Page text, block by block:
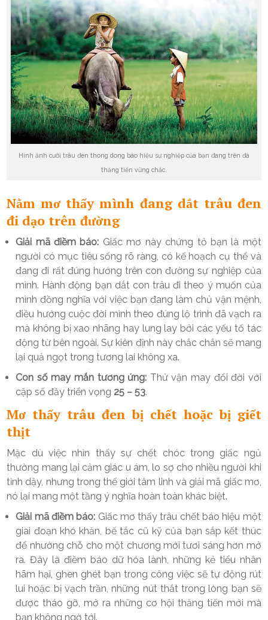
Hình ảnh cưỡi trâu đen thong dong báo hiệu sự nghiệp của bạn đang trên đà
thăng tiến vững chắc.
Nằm mơ thấy mình đang dắt trâu đen
đi dạo trên đường
Giải mã điềm báo: Giấc mơ này chứng tỏ bạn là một
người có mục tiêu sống rõ ràng, có kế hoạch cụ thể và
đang đi rất đúng hướng trên con đường sự nghiệp của
mình. Hành động bạn dắt con trâu đi theo ý muốn của
mình đồng nghĩa với việc bạn đang làm chủ vận mệnh,
điều hướng cuộc đời mình theo đúng lộ trình đã vạch ra
mà không bị xao nhãng hay lung lay bởi các yếu tố tác
động từ bên ngoài. Sự kiên định này chắc chắn sẽ mang
lại quả ngọt trong tương lai không xa.
Con số may mắn tương ứng: Thử vận may đổi đời với
cặp số đầy triển vọng 25 – 53.
Mơ thấy trâu đen bị chết hoặc bị giết
thịt
Mặc dù việc nhìn thấy sự chết chóc trong giấc ngủ
thường mang lại cảm giác u ám, lo sợ cho nhiều người khi
tỉnh dậy, nhưng trong thế giới tâm linh và giải mã giấc mơ,
nó lại mang một tầng ý nghĩa hoàn toàn khác biệt.
Giải mã điềm báo: Giấc mơ thấy trâu chết báo hiệu một
giai đoạn khó khăn, bế tắc cũ kỹ của bạn sắp kết thúc
để nhường chỗ cho một chương mới tươi sáng hơn mở
ra. Đây là điềm báo dữ hóa lành, những kẻ tiểu nhân
hãm hại, ghen ghét bạn trong công việc sẽ tự động rút
lui hoặc bị vạch trần, những nút thắt trong lòng bạn sẽ
được tháo gỡ, mở ra những cơ hội thăng tiến mới mà
bạn không ngờ tới.